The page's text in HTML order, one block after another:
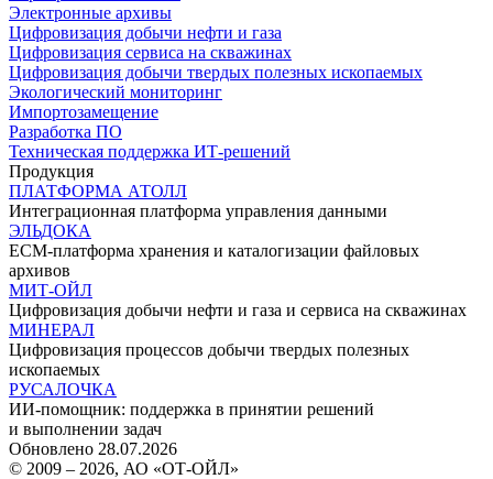
Электронные архивы
Цифровизация добычи нефти и газа
Цифровизация сервиса на скважинах
Цифровизация добычи твердых полезных ископаемых
Экологический мониторинг
Импортозамещение
Разработка ПО
Техническая поддержка ИТ-решений
Продукция
ПЛАТФОРМА АТОЛЛ
Интеграционная платформа управления данными
ЭЛЬДОКА
ECM-платформа хранения и каталогизации файловых
архивов
МИТ-ОЙЛ
Цифровизация добычи нефти и газа и сервиса на скважинах
МИНЕРАЛ
Цифровизация процессов добычи твердых полезных
ископаемых
РУСАЛОЧКА
ИИ-помощник: поддержка в принятии решений
и выполнении задач
Обновлено 28.07.2026
© 2009 – 2026, АО «ОТ-ОЙЛ»